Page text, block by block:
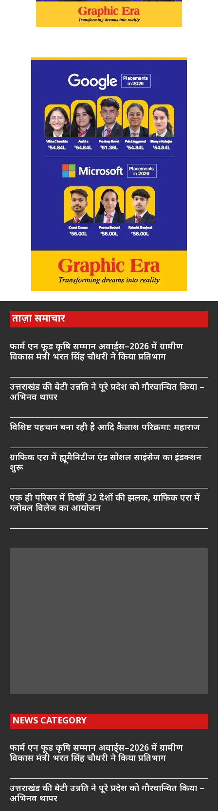
ताज़ा समाचार
फार्म एन फूड कृषि सम्मान अवार्ड्स–2026 में ग्रामीण
विकास मंत्री भरत सिंह चौधरी ने किया प्रतिभाग
उत्तराखंड की बेटी उन्नति ने पूरे प्रदेश को गौरवान्वित किया –
अभिनव थापर
विशिष्ट पहचान बना रही है आदि कैलाश परिक्रमा: महाराज
ग्राफिक एरा में ह्यूमैनिटीज एंड सोशल साइंसेज का इंडक्शन
शुरू
एक ही परिसर में दिखीं 32 देशों की झलक, ग्राफिक एरा में
ग्लोबल विलेज का आयोजन
NEWS CATEGORY
फार्म एन फूड कृषि सम्मान अवार्ड्स–2026 में ग्रामीण
विकास मंत्री भरत सिंह चौधरी ने किया प्रतिभाग
उत्तराखंड की बेटी उन्नति ने पूरे प्रदेश को गौरवान्वित किया –
अभिनव थापर